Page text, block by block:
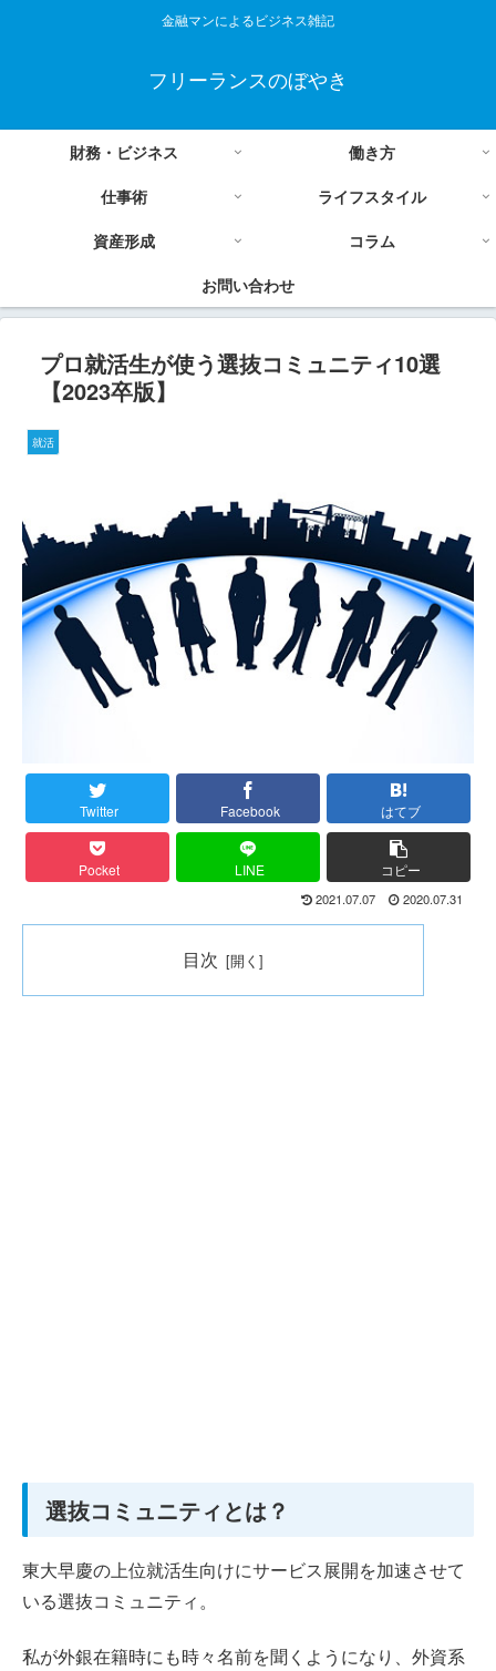
金融マンによるビジネス雑記
フリーランスのぼやき
財務・ビジネス
働き方
仕事術
ライフスタイル
資産形成
コラム
お問い合わせ
プロ就活生が使う選抜コミュニティ10選
【2023卒版】
就活
Twitter Facebook はてブ
Pocket LINE コピー
2021.07.07 2020.07.31
目次
選抜コミュニティとは？
東大早慶の上位就活生向けにサービス展開を加速させて
いる選抜コミュニティ。
私が外銀在籍時にも時々名前を聞くようになり、外資系